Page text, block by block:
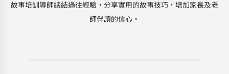
故事培訓導師總結過往經驗，分享實用的故事技巧，增加家長及老
師伴讀的信心。